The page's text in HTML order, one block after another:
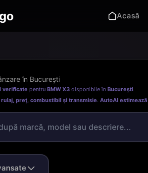
Acasă
în București
verificate pentru BMW X3 disponibile în București.
rulaj, preț, combustibil și transmisie. AutoAI estimează